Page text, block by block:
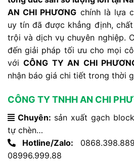
AN CHI PHƯƠNG chính là lựa
uy tín đã được khẳng định,
trội và dịch vụ chuyên nghiệp.
đến giải pháp tối ưu cho mọi
vớiCÔNG TY AN CHI
nhận báo giá chi tiết trong thời
CÔNG TY TNHH AN CHI
Chuyên: sản xuất gạch
tự chèn…
Hotline/Zalo:
08996.999.88